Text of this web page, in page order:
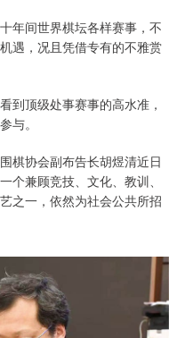
间世界棋坛各样赛事，不
遇，况且凭借专有的不雅赏
顶级处事赛事的高水准，
与。
协会副布告长胡煜清近日
个兼顾竞技、文化、教训、
之一，依然为社会公共所招